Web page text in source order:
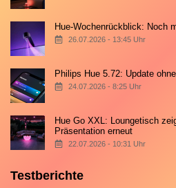
Hue-Wochenrückblick: Noch
26.07.2026 - 13:45 Uhr
Philips Hue 5.72: Update
24.07.2026 - 8:25 Uhr
Hue Go XXL: Loungetisch
Präsentation erneut
22.07.2026 - 10:31 Uhr
Testberichte